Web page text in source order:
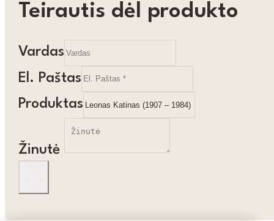
Teirautis dėl produkto
Vardas
El. Paštas
Produktas
Žinutė